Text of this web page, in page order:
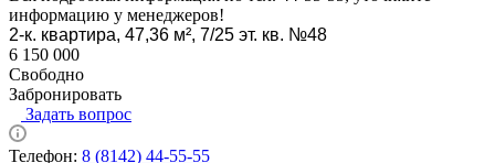
информацию у менеджеров!
2-к. квартира, 47,36 м², 7/25 эт. кв. №48
6 150 000
Свободно
Забронировать
Задать вопрос
Телефон: 8 (8142) 44-55-55